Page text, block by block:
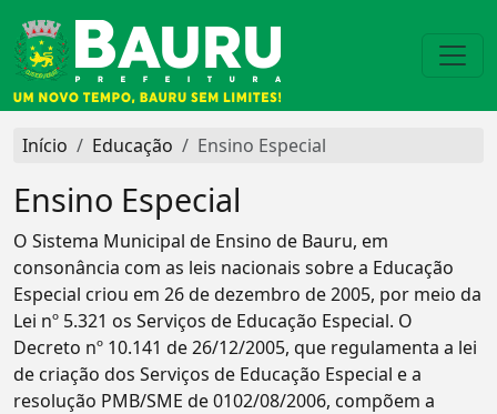
Início Educação Ensino Especial
Ensino Especial
O Sistema Municipal de Ensino de Bauru, em
consonância com as leis nacionais sobre a Educação
Especial criou em 26 de dezembro de 2005, por meio da
Lei nº 5.321 os Serviços de Educação Especial. O
Decreto nº 10.141 de 26/12/2005, que regulamenta a lei
de criação dos Serviços de Educação Especial e a
resolução PMB/SME de 0102/08/2006, compõem a